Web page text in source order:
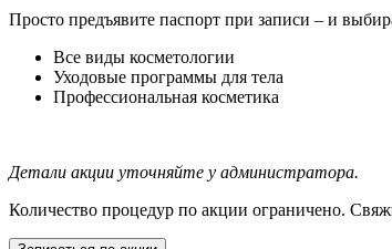
Просто предъявите паспорт при записи – и
Все виды косметологии
Уходовые программы для тела
Профессиональная косметика
Детали акции уточняйте у администратора.
Количество процедур по акции ограничено.